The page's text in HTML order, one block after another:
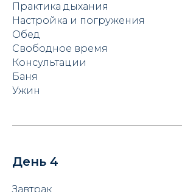
Практика дыхания
Настройка и погружения
Обед
Свободное время
Консультации
Баня
Ужин
День 4
Завтрак